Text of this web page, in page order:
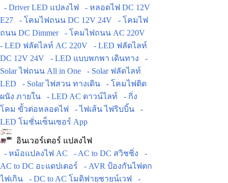
- Driver LED แปลงไฟ
- หลอดไฟ DC 12V
E27
- โคมไฟถนน DC 12V 24V
- โคมไฟ
ถนน DC Dimmer
- โคมไฟถนน AC 220V
- LED ฟลัดไลท์ AC 220V
- LED ฟลัดไลท์
DC 12V 24V
- LED แบบพกพา เดินทาง
-
Solar ไฟถนน All in One
- Solar ฟลัดไลท์
LED
- Solar ไฟสวน ทางเดิน
- โคมไฟติด
ผนัง ภายใน
- LED AC ดาวน์ไลท์
- กิ่ง
โคม ขั้วต่อหลอดไฟ
- ไฟเส้น ไฟริบบิ้น
-
LED โมชั่นเซ็นเซอร์ App
อินเวอร์เตอร์ แปลงไฟ
- หม้อแปลงไฟ AC
- AC to DC สวิชชิ่ง
-
AC to DC อะแดปเตอร์
- AVR ป้องกันไฟตก
ไฟเกิน
- DC to AC โมดิฟายชายน์เวฟ -